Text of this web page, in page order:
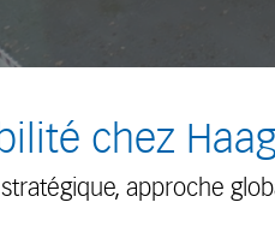
chez
approche